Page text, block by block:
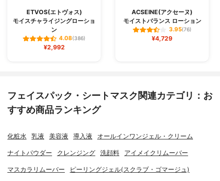
ETVOS(エトヴォス)
モイスチャライジングローショ
ン
4.08(386)
¥2,992
ACSEINE(アクセーヌ)
モイストバランス ローション
3.95(76)
¥4,729
フェイスパック・シートマスク関連カテゴリ：お
すすめ商品ランキング
化粧水 乳液 美容液 導入液 オールインワンジェル・クリーム
ナイトパウダー クレンジング 洗顔料 アイメイクリムーバー
マスカラリムーバー ピーリングジェル(スクラブ・ゴマージュ)